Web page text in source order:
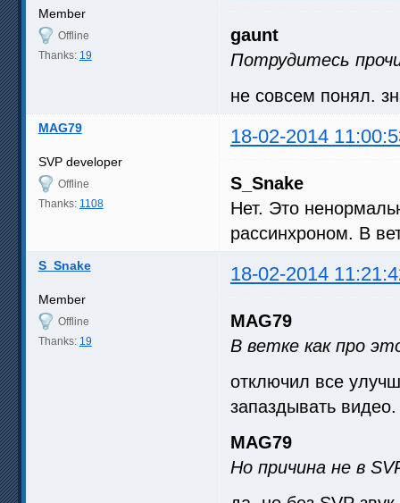
Member
Offline
Thanks: 19
gaunt
Потрудитесь
не совсем понял.
MAG79 18-02-2014
SVP developer
Offline
Thanks: 1108
S_Snake
Нет. Это
рассинхроном. В
S_Snake 18-02-2014
Member
Offline
Thanks: 19
MAG79
В ветке как про
отключил все
запаздывать видео.
MAG79
Но причина не в